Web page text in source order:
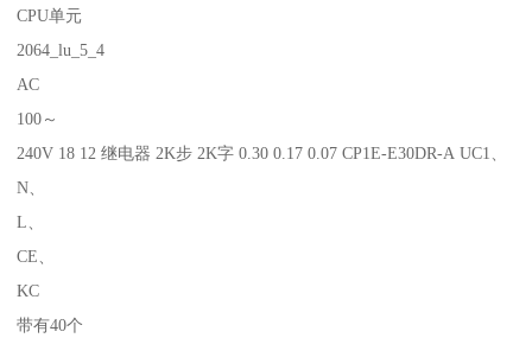
CPU单元
2064_lu_5_4
AC
100～
240V 18 12 继电器 2K步 2K字 0.30 0.17 0.07 CP1E-E30DR-A UC1、
N、
L、
CE、
KC
带有40个